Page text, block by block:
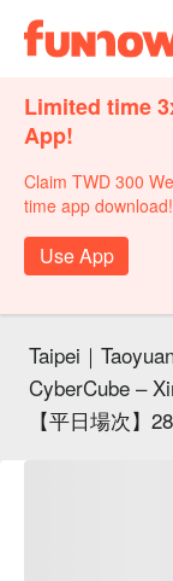
Limited time
App!
Claim TWD 300
time app download!
Use App
Taipei｜
CyberCube –
【平日場次】